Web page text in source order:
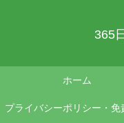
365
ホーム
プライバシーポリシー・免